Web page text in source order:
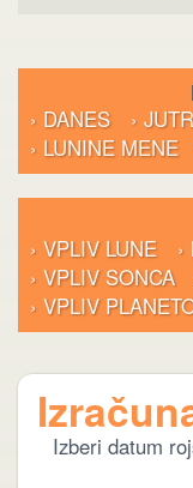
› DANES
›
› LUNINE MENE
› VPLIV LUNE
› VPLIV SONCA
› VPLIV
Izberi datum